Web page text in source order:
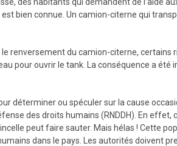
bien connue. Un camion-citerne qui
renversement du camion-citerne,
pour ouvrir le tank. La conséquence a
déterminer ou spéculer sur la cause
des droits humains (RNDDH). En
peut faire sauter. Mais hélas ! Cette
dans le pays. Les autorités